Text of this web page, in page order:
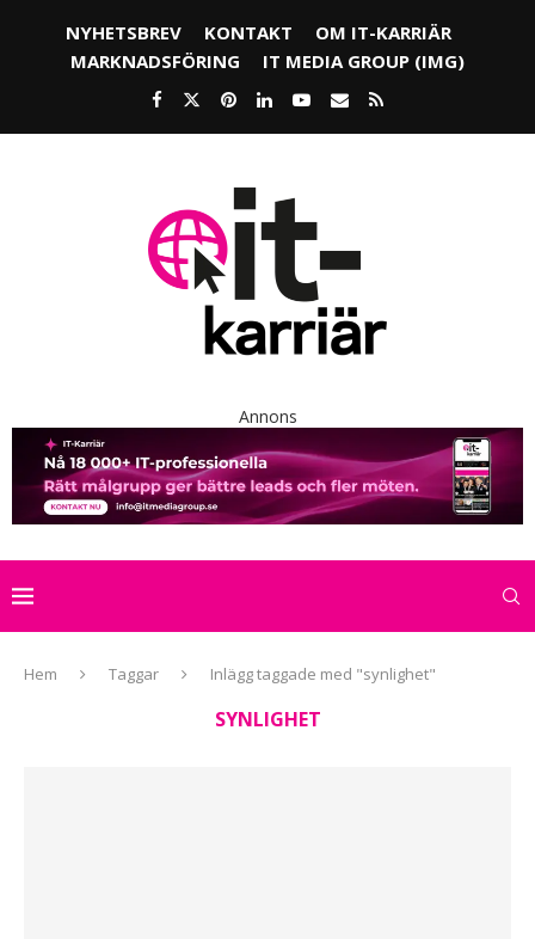
NYHETSBREV KONTAKT
OM IT-KARRIÄR
MARKNADSFÖRING
IT MEDIA GROUP (IMG)
Annons
Hem Taggar Inlägg taggade med "synlighet"
SYNLIGHET